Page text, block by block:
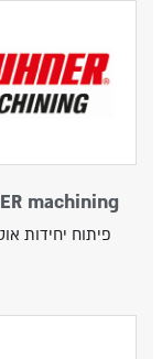
machining
פיתוח יחידות